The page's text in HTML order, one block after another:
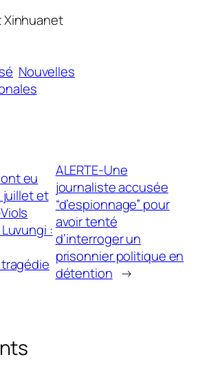
Nouvelles
eu
juillet et
:
ALERTE-Une
journaliste accusée
“d’espionnage” pour
avoir tenté
d’interroger un
prisonnier politique en
détention →